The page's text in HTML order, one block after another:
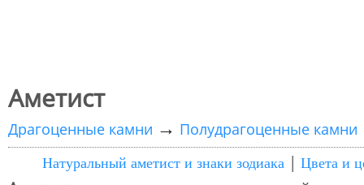
Аметист
Драгоценные камни → Полудрагоценные камни
Натуральный аметист и знаки зодиака | Цвета и